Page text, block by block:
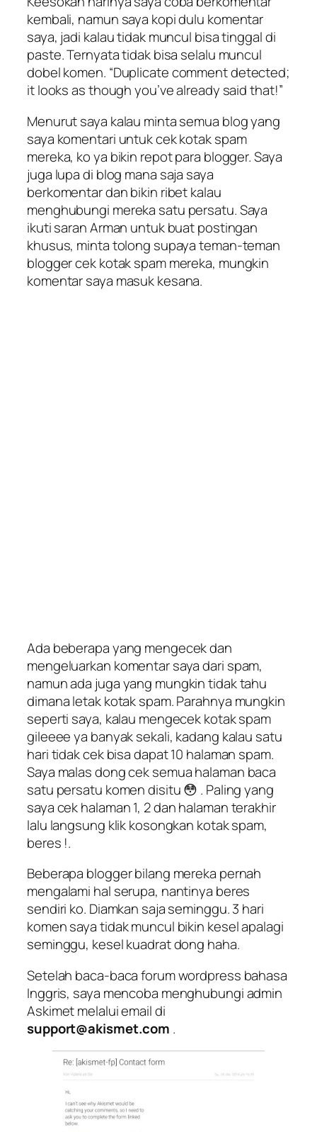
kembali, namun saya kopi dulu komentar
saya, jadi kalau tidak muncul bisa tinggal di
paste. Ternyata tidak bisa selalu muncul
dobel komen. “Duplicate comment detected;
it looks as though you’ve already said that!”
Menurut saya kalau minta semua blog yang
saya komentari untuk cek kotak spam
mereka, ko ya bikin repot para blogger. Saya
juga lupa di blog mana saja saya
berkomentar dan bikin ribet kalau
menghubungi mereka satu persatu. Saya
ikuti saran Arman untuk buat postingan
khusus, minta tolong supaya teman-teman
blogger cek kotak spam mereka, mungkin
komentar saya masuk kesana.
Ada beberapa yang mengecek dan
mengeluarkan komentar saya dari spam,
namun ada juga yang mungkin tidak tahu
dimana letak kotak spam. Parahnya mungkin
seperti saya, kalau mengecek kotak spam
gileeee ya banyak sekali, kadang kalau satu
hari tidak cek bisa dapat 10 halaman spam.
Saya malas dong cek semua halaman baca
satu persatu komen disitu 😳 . Paling yang
saya cek halaman 1, 2 dan halaman terakhir
lalu langsung klik kosongkan kotak spam,
beres !.
Beberapa blogger bilang mereka pernah
mengalami hal serupa, nantinya beres
sendiri ko. Diamkan saja seminggu. 3 hari
komen saya tidak muncul bikin kesel apalagi
seminggu, kesel kuadrat dong haha.
Setelah baca-baca forum wordpress bahasa
Inggris, saya mencoba menghubungi admin
Askimet melalui email di
support@akismet.com .